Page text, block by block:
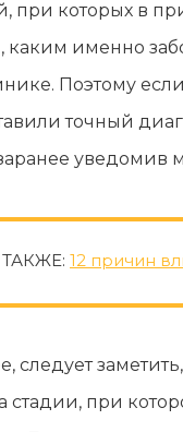
при которых в
каким именно
Поэтому
точный
уведомив
12 причин
следует
стадии, при